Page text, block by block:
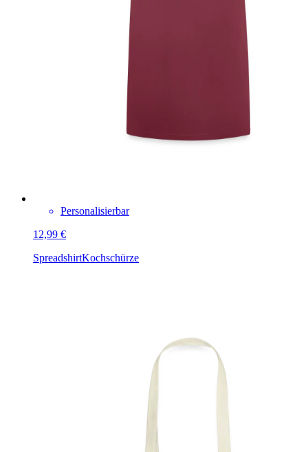
Personalisierbar
12,99 €
SpreadshirtKochschürze